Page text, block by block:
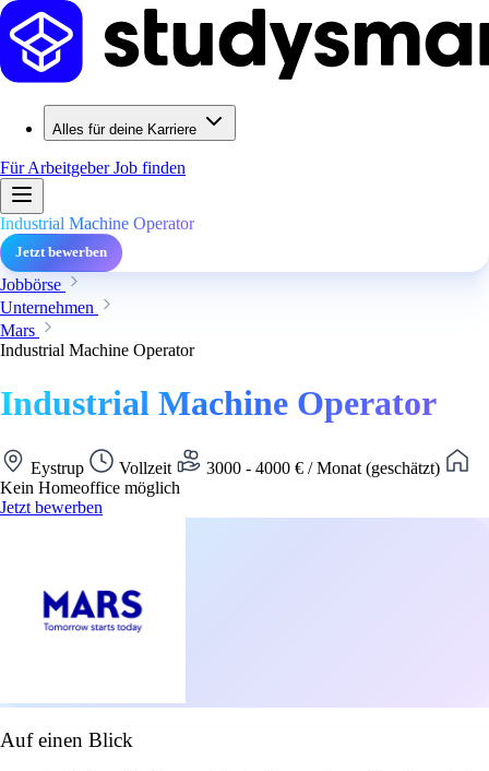
Alles für deine Karriere
Für ArbeitgeberJob finden
Industrial Machine Operator
Jetzt bewerben
Jobbörse
Unternehmen
Mars
Industrial Machine Operator
Industrial Machine Operator
Eystrup Vollzeit
3000 - 4000 € / Monat (geschätzt)
Kein Homeoffice möglich
Jetzt bewerben
Auf einen Blick